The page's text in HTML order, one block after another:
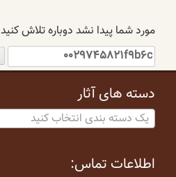
مورد شما پیدا نشد دوباره تلاش کنید
جستجو
برای:
دسته های آثار
یک دسته بندی انتخاب کنید
اطلاعات تماس: